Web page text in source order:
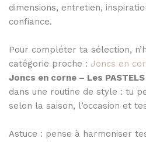
dimensions, entretien,
confiance.
Pour compléter ta sélection,
catégorie proche : Joncs en
Joncs en corne – Les PASTELS
dans une routine de style : tu
selon la saison, l’occasion et
Astuce : pense à harmoniser